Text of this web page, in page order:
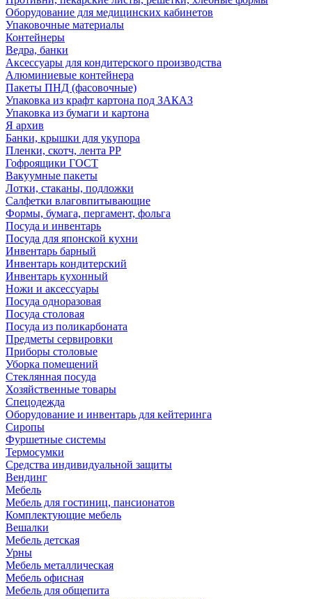
Оборудование для медицинских кабинетов
Упаковочные материалы
Контейнеры
Ведра, банки
Аксессуары для кондитерского производства
Алюминиевые контейнера
Пакеты ПНД (фасовочные)
Упаковка из крафт картона под ЗАКАЗ
Упаковка из бумаги и картона
Я архив
Банки, крышки для укупора
Пленки, скотч, лента РР
Гофроящики ГОСТ
Вакуумные пакеты
Лотки, стаканы, подложки
Салфетки влаговпитывающие
Формы, бумага, пергамент, фольга
Посуда и инвентарь
Посуда для японской кухни
Инвентарь барный
Инвентарь кондитерский
Инвентарь кухонный
Ножи и аксессуары
Посуда одноразовая
Посуда столовая
Посуда из поликарбоната
Предметы сервировки
Приборы столовые
Уборка помещений
Стеклянная посуда
Хозяйственные товары
Спецодежда
Оборудование и инвентарь для кейтеринга
Сиропы
Фуршетные системы
Термосумки
Средства индивидуальной защиты
Вендинг
Мебель
Мебель для гостиниц, пансионатов
Комплектующие мебель
Вешалки
Мебель детская
Урны
Мебель металлическая
Мебель офисная
Мебель для общепита